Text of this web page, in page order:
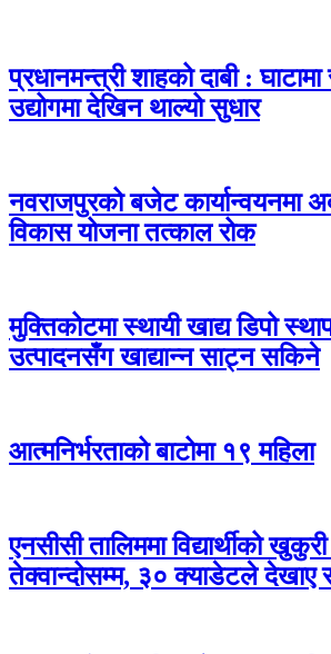
प्रधानमन्त्री शाहको दाबी :
उद्योगमा देखिन थाल्यो सुधार
नवराजपुरको बजेट कार्यान्वयनमा
विकास योजना तत्काल रोक
मुक्तिकोटमा स्थायी खाद्य डिपो
उत्पादनसँग खाद्यान्न साट्न सकिने
आत्मनिर्भरताको बाटोमा १९ महिला
एनसीसी तालिममा विद्यार्थीको
तेक्वान्दोसम्म, ३० क्याडेटले देखाए